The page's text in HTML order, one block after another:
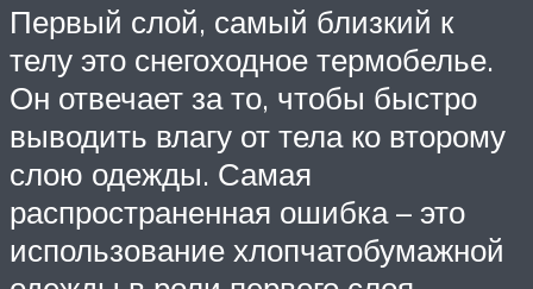
Первый слой, самый близкий к
телу это снегоходное термобелье.
Он отвечает за то, чтобы быстро
выводить влагу от тела ко второму
слою одежды. Самая
распространенная ошибка – это
использование хлопчатобумажной